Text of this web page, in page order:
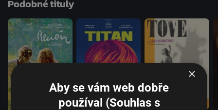
Jacquese Doillona portrétuje Rodina jako erotikou
sexuálním zážitkem.
Podobné tituly
×
Aby se vám web dobře
používal (Souhlas s